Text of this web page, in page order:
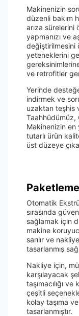
Makinenizin
düzenli bakım
arıza sürelerini
yapmanızı ve
değiştirilmesini
yeteneklerini
ve retrofitler
Yerinde
indirmek ve
uzaktan teşhis
Taahhüdümüz,
Makinenizin en
tutarlı ürün
üst düzeye
Otomatik
sırasında
sağlamak için
makine
sarılır ve
tasarlanmış
Nakliye için,
karşılayacak
taşımacılığı
çeşitli
kolay taşıma
tasarlanmıştır.